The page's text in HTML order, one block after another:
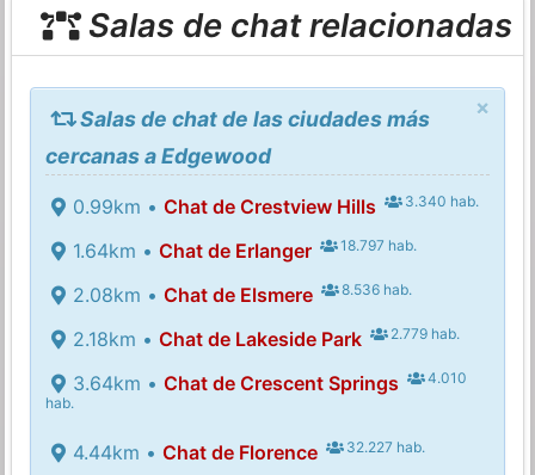
Salas de chat relacionadas
×
Salas de chat de las ciudades más
cercanas a Edgewood
0.99km • Chat de Crestview Hills 3.340 hab.
1.64km • Chat de Erlanger 18.797 hab.
2.08km • Chat de Elsmere 8.536 hab.
2.18km • Chat de Lakeside Park 2.779 hab.
3.64km • Chat de Crescent Springs
4.010
hab.
4.44km • Chat de Florence 32.227 hab.